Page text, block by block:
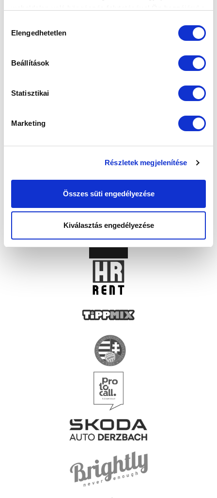
kiválasztása
Elengedhetetlen
Beállítások
Statisztikai
Marketing
Részletek megjelenítése
Összes süti engedélyezése
Kiválasztás engedélyezése